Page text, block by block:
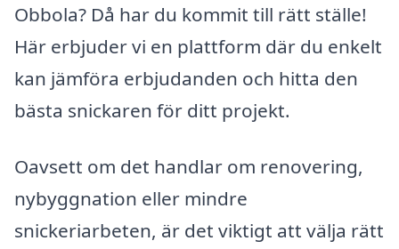
Obbola? Då har du kommit till rätt ställe!
Här erbjuder vi en plattform där du enkelt
kan jämföra erbjudanden och hitta den
bästa snickaren för ditt projekt.
Oavsett om det handlar om renovering,
nybyggnation eller mindre
snickeriarbeten, är det viktigt att välja rätt